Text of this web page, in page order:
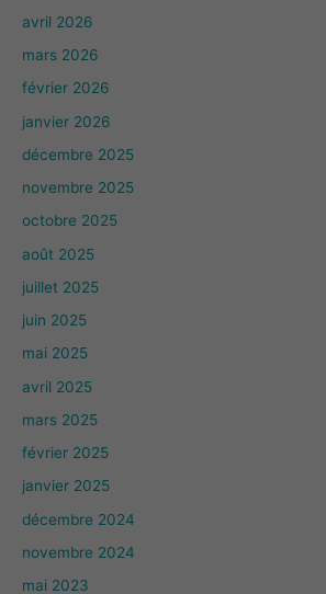
avril 2026
mars 2026
février 2026
janvier 2026
décembre 2025
novembre 2025
octobre 2025
août 2025
juillet 2025
juin 2025
mai 2025
avril 2025
mars 2025
février 2025
janvier 2025
décembre 2024
novembre 2024
mai 2023